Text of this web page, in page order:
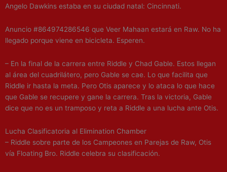
Angelo Dawkins estaba en su ciudad natal: Cincinnati.
Anuncio #864974286546 que Veer Mahaan estará en Raw. No ha
llegado porque viene en bicicleta. Esperen.
– En la final de la carrera entre Riddle y Chad Gable. Estos llegan
al área del cuadrilátero, pero Gable se cae. Lo que facilita que
Riddle ir hasta la meta. Pero Otis aparece y lo ataca lo que hace
que Gable se recupere y gane la carrera. Tras la victoria, Gable
dice que no es un tramposo y reta a Riddle a una lucha ante Otis.
Lucha Clasificatoria al Elimination Chamber
– Riddle sobre parte de los Campeones en Parejas de Raw, Otis
vía Floating Bro. Riddle celebra su clasificación.